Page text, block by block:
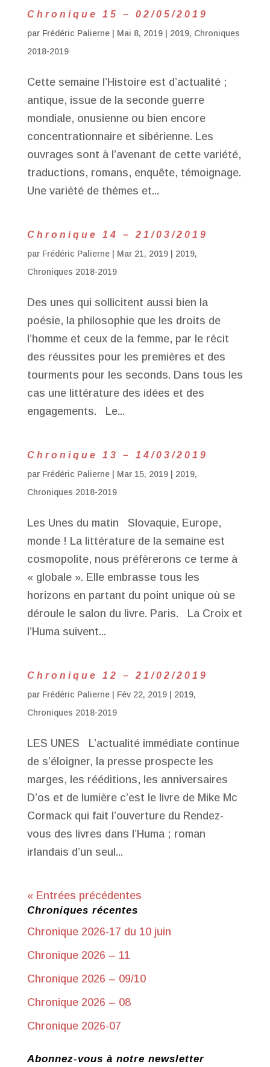
Chronique 15 – 02/05/2019
par Frédéric Palierne| Mai 8, 2019| 2019, Chroniques
2018-2019
Cette semaine l’Histoire est d’actualité ;
antique, issue de la seconde guerre
mondiale, onusienne ou bien encore
concentrationnaire et sibérienne. Les
ouvrages sont à l’avenant de cette variété,
traductions, romans, enquête, témoignage.
Une variété de thèmes et...
Chronique 14 – 21/03/2019
par Frédéric Palierne| Mar 21, 2019| 2019,
Chroniques 2018-2019
Des unes qui sollicitent aussi bien la
poésie, la philosophie que les droits de
l’homme et ceux de la femme, par le récit
des réussites pour les premières et des
tourments pour les seconds. Dans tous les
cas une littérature des idées et des
engagements. Le...
Chronique 13 – 14/03/2019
par Frédéric Palierne| Mar 15, 2019| 2019,
Chroniques 2018-2019
Les Unes du matin Slovaquie, Europe,
monde ! La littérature de la semaine est
cosmopolite, nous préfèrerons ce terme à
« globale ». Elle embrasse tous les
horizons en partant du point unique où se
déroule le salon du livre. Paris. La Croix et
l’Huma suivent...
Chronique 12 – 21/02/2019
par Frédéric Palierne| Fév 22, 2019| 2019,
Chroniques 2018-2019
LES UNES L’actualité immédiate continue
de s’éloigner, la presse prospecte les
marges, les rééditions, les anniversaires
D’os et de lumière c’est le livre de Mike Mc
Cormack qui fait l’ouverture du Rendez-
vous des livres dans l’Huma ; roman
irlandais d’un seul...
« Entrées précédentes
Chroniques récentes
Chronique 2026-17 du 10 juin
Chronique 2026 – 11
Chronique 2026 – 09/10
Chronique 2026 – 08
Chronique 2026-07
Abonnez-vous à notre newsletter